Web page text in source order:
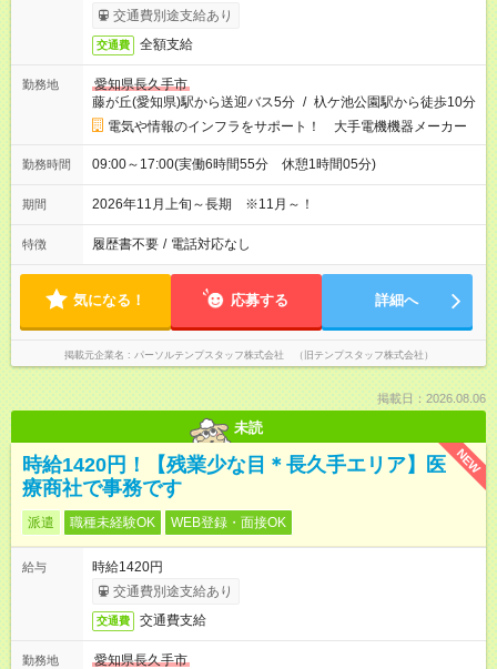
交通費別途支給あり
交通費 全額支給
勤務地
愛知県長久手市
藤が丘(愛知県)駅から送迎バス5分 / 杁ケ池公園駅から徒歩10分
電気や情報のインフラをサポート！ 大手電機機器メーカー
勤務時間 09:00～17:00(実働6時間55分 休憩1時間05分)
期間 2026年11月上旬～長期 ※11月～！
特徴 履歴書不要 / 電話対応なし
気になる！ 応募する 詳細へ
掲載元企業名 パーソルテンプスタッフ株式会社 （旧テンプスタッフ株式会社）
掲載日：2026.08.06
未読
NEW
時給1420円！【残業少な目＊長久手エリア】医
療商社で事務です
派遣 職種未経験OK WEB登録・面接OK
給与
時給1420円
交通費別途支給あり
交通費 交通費支給
勤務地
愛知県長久手市